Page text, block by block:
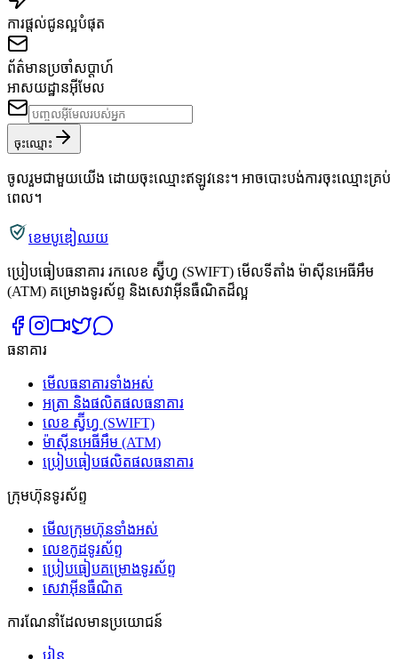
ការផ្តល់ជូនល្អបំផុត
ព័ត៌មានប្រចាំសប្តាហ៍
អាសយដ្ឋានអ៊ីមែល
ចុះឈ្មោះ
ចូលរួមជាមួយយើង ដោយចុះឈ្មោះឥឡូវនេះ។ អាចបោះបង់ការចុះឈ្មោះគ្រប់
ពេល។
ខេមបូឌៀឈយ
ប្រៀបធៀបធនាគារ រកលេខ ស្វ៊ីហ្វ (SWIFT) មើលទីតាំង ម៉ាស៊ីនអេធីអឹម
(ATM) គម្រោងទូរស័ព្ទ និងសេវាអ៊ីនធឺណិតដ៏ល្អ
ធនាគារ
មើលធនាគារទាំងអស់
អត្រា និងផលិតផលធនាគារ
លេខ ស្វ៊ីហ្វ (SWIFT)
ម៉ាស៊ីនអេធីអឹម (ATM)
ប្រៀបធៀបផលិតផលធនាគារ
ក្រុមហ៊ុនទូរស័ព្ទ
មើលក្រុមហ៊ុនទាំងអស់
លេខកូដទូរស័ព្ទ
ប្រៀបធៀបគម្រោងទូរស័ព្ទ
សេវាអ៊ីនធឺណិត
ការណែនាំដែលមានប្រយោជន៍